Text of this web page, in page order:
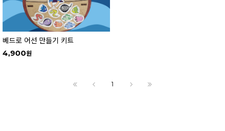
베드로 어선 만들기 키트
4,900
1